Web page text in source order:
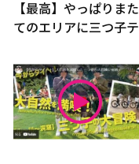
【最高】やっぱりま
てのエリアに三つ子